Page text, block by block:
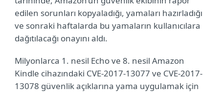
edilen sorunları kopyaladığı, yamaları hazırladığı
ve sonraki haftalarda bu yamaların kullanıcılara
dağıtılacağı onayını aldı.
Milyonlarca 1. nesil Echo ve 8. nesil Amazon
Kindle cihazındaki CVE-2017-13077 ve CVE-2017-
13078 güvenlik açıklarına yama uygulamak için